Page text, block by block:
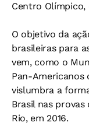
Centro Olímpico,
O objetivo da
brasileiras para
vem, como o
Pan-Americanos
vislumbra a
Brasil nas
Rio, em 2016.